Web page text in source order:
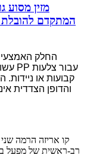
מזין מסוע
המתקדם להובלת
החלק האמצעי
קבועות או
והדופן הצדדית